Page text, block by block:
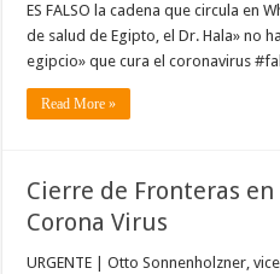
ES FALSO la cadena que circula en
de salud de Egipto, el Dr. Hala» no
egipcio» que cura el coronavirus
Read More »
Cierre de Fronteras
Corona Virus
URGENTE | Otto Sonnenholzner,